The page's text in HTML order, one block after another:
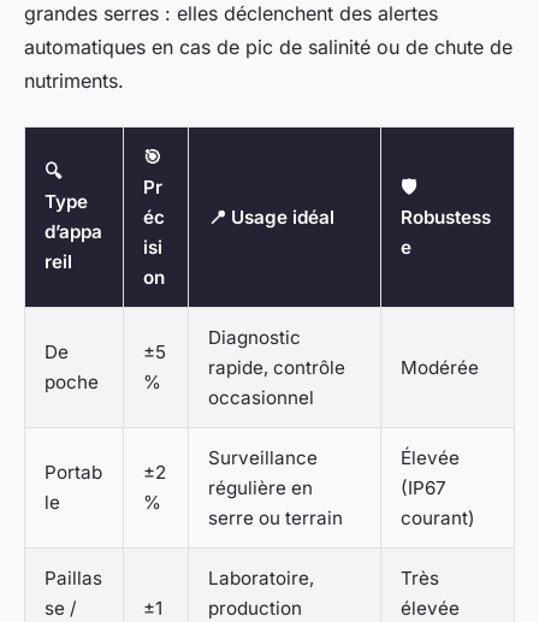
grandes serres : elles déclenchent des alertes
automatiques en cas de pic de salinité ou de chute de
nutriments.
🔍
Type
d’appa
reil
🎯
Pr
éc
isi
on
📍 Usage idéal
🛡️
Robustess
e
De
poche
±5
%
Diagnostic
rapide, contrôle
occasionnel
Modérée
Portab
le
±2
%
Surveillance
régulière en
serre ou terrain
Élevée
(IP67
courant)
Paillas
se /
±1
Laboratoire,
production
Très
élevée